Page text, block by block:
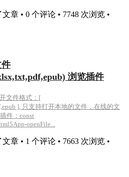
章 • 0 个评论 • 7748 次浏览 •
浏览插件
文件格式：[
], 只支持打开本地的文件，在线的文
件：const
openFile...
章 • 1 个评论 • 7663 次浏览 •